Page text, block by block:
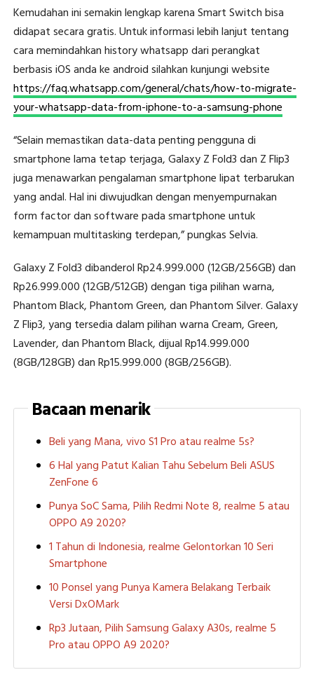
Kemudahan ini semakin lengkap karena Smart Switch bisa
didapat secara gratis. Untuk informasi lebih lanjut tentang
cara memindahkan history whatsapp dari perangkat
berbasis iOS anda ke android silahkan kunjungi website
https://faq.whatsapp.com/general/chats/how-to-migrate-
your-whatsapp-data-from-iphone-to-a-samsung-phone
“Selain memastikan data-data penting pengguna di
smartphone lama tetap terjaga, Galaxy Z Fold3 dan Z Flip3
juga menawarkan pengalaman smartphone lipat terbarukan
yang andal. Hal ini diwujudkan dengan menyempurnakan
form factor dan software pada smartphone untuk
kemampuan multitasking terdepan,” pungkas Selvia.
Galaxy Z Fold3 dibanderol Rp24.999.000 (12GB/256GB) dan
Rp26.999.000 (12GB/512GB) dengan tiga pilihan warna,
Phantom Black, Phantom Green, dan Phantom Silver. Galaxy
Z Flip3, yang tersedia dalam pilihan warna Cream, Green,
Lavender, dan Phantom Black, dijual Rp14.999.000
(8GB/128GB) dan Rp15.999.000 (8GB/256GB).
Bacaan menarik
Beli yang Mana, vivo S1 Pro atau realme 5s?
6 Hal yang Patut Kalian Tahu Sebelum Beli ASUS
ZenFone 6
Punya SoC Sama, Pilih Redmi Note 8, realme 5 atau
OPPO A9 2020?
1 Tahun di Indonesia, realme Gelontorkan 10 Seri
Smartphone
10 Ponsel yang Punya Kamera Belakang Terbaik
Versi DxOMark
Rp3 Jutaan, Pilih Samsung Galaxy A30s, realme 5
Pro atau OPPO A9 2020?